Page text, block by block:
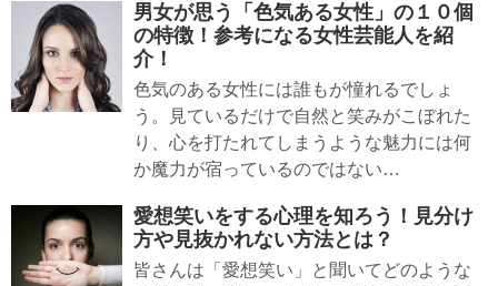
男女が思う「色気ある女性」の１０個
の特徴！参考になる女性芸能人を紹
介！
色気のある女性には誰もが憧れるでしょ
う。見ているだけで自然と笑みがこぼれた
り、心を打たれてしまうような魅力には何
か魔力が宿っているのではない…
愛想笑いをする心理を知ろう！見分け
方や見抜かれない方法とは？
皆さんは「愛想笑い」と聞いてどのような